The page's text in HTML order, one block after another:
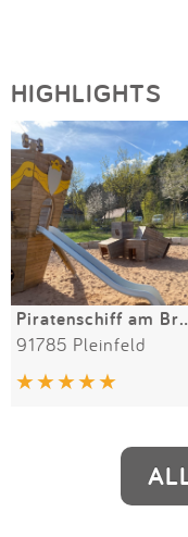
HIGHLIGHTS
Piratenschiff
91785 Pleinfeld